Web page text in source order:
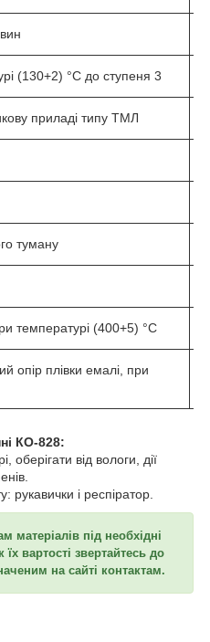
(130+2) °C до ступеня 3
приладі типу ТМЛ
туману
температурі (400+5) °C
опір плівки емалі, при
КО-828:
оберігати від вологи, дії
рукавички і респіратор.
матеріалів під необхідні
вартості звертайтесь до
на сайті контактам.